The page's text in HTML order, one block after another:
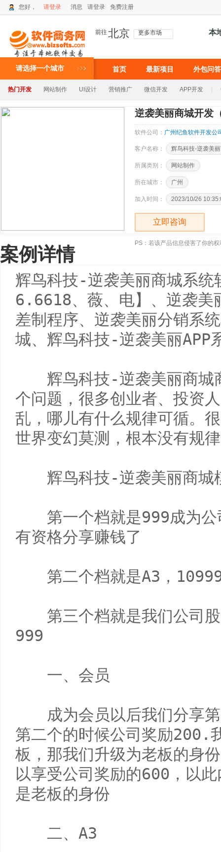
您好， 请登录 消息 请登录 免费注册
前往 北京 更多市场 本
请选择一个城市 首页 最新项目 外包问答
热门开发 网站制作 UI设计 营销推广 微信开发 APP开发
逆袭美丽商城开发
软件公司： 广州纪鱼软件开发公
客户名称： 辉鸟科技-逆袭美
所属类别： 网站制作
所在城市： 广州
加入时间： 2023/10/26
立即咨询
PS：若该产品信息侵害了你的
案例详情
辉鸟科技-逆袭美丽商城系
6.6618、薇、电】、逆袭美
差制程序、逆袭美丽分销系
城、辉鸟科技-逆袭美丽APP
辉鸟科技-逆袭美丽商城
个问题，很多创业者、投资
乱，哪儿有什么规律可循。
世界变幻莫测，根本没有规
辉鸟科技-逆袭美丽商城
第一个档就是999成为公
有资格分享赚钱了
第二个档就是A3，
第三个档就是我们公司股
999
一、会员
成为会员以后我们分享第
第二个的时候公司奖励200.
板，那我们升级为老板的身
以享受公司奖励的600，以
是老板的身份
二、A3